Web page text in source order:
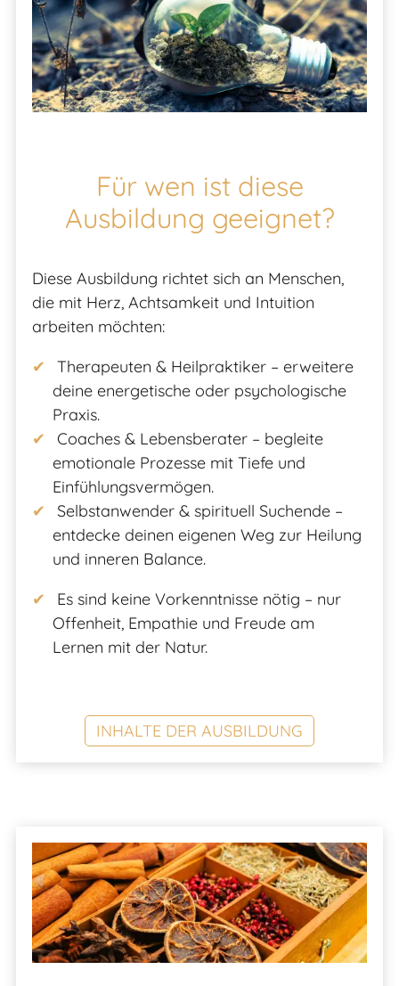
Für wen ist diese
Ausbildung geeignet?
Diese Ausbildung richtet sich an Menschen,
die mit Herz, Achtsamkeit und Intuition
arbeiten möchten:
Therapeuten & Heilpraktiker – erweitere
deine energetische oder psychologische
Praxis.
Coaches & Lebensberater – begleite
emotionale Prozesse mit Tiefe und
Einfühlungsvermögen.
Selbstanwender & spirituell Suchende –
entdecke deinen eigenen Weg zur Heilung
und inneren Balance.
Es sind keine Vorkenntnisse nötig – nur
Offenheit, Empathie und Freude am
Lernen mit der Natur.
INHALTE DER AUSBILDUNG